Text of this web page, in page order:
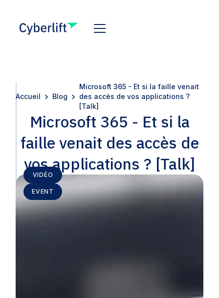
Accueil Blog
Microsoft 365 - Et si la faille venait
des accès de vos applications ?
[Talk]
Microsoft 365 - Et si la
faille venait des accès de
vos applications ? [Talk]
VIDÉO
EVENT